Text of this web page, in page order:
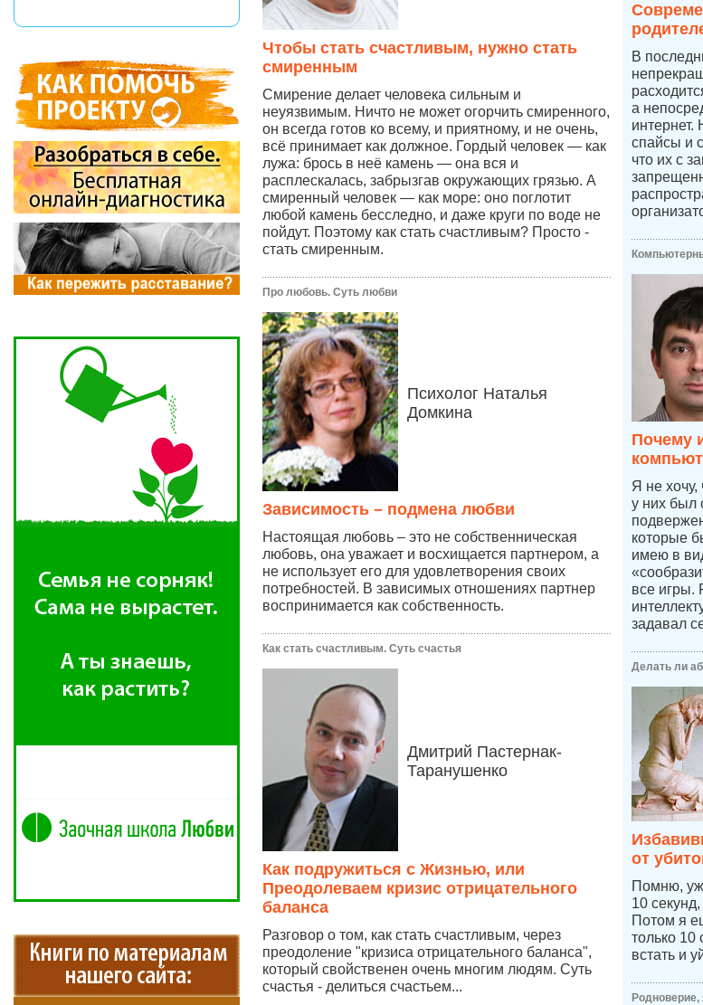
Чтобы стать счастливым, нужно стать
смиренным
Смирение делает человека сильным и
неуязвимым. Ничто не может огорчить смиренного,
он всегда готов ко всему, и приятному, и не очень,
всё принимает как должное. Гордый человек — как
лужа: брось в неё камень — она вся и
расплескалась, забрызгав окружающих грязью. А
смиренный человек — как море: оно поглотит
любой камень бесследно, и даже круги по воде не
пойдут. Поэтому как стать счастливым? Просто -
стать смиренным.
Про любовь. Суть любви
Психолог Наталья
Домкина
Зависимость – подмена любви
Настоящая любовь – это не собственническая
любовь, она уважает и восхищается партнером, а
не использует его для удовлетворения своих
потребностей. В зависимых отношениях партнер
воспринимается как собственность.
Как стать счастливым. Суть счастья
Дмитрий Пастернак-
Таранушенко
Как подружиться с Жизнью, или
Преодолеваем кризис отрицательного
баланса
Разговор о том, как стать счастливым, через
преодоление "кризиса отрицательного баланса",
который свойственен очень многим людям. Суть
счастья - делиться счастьем...
В
а
интернет.
спайсы и
что их с
Почему
Я не
у них был
которые
имею в
все игры.
задавал
Делать ли
от
Помню,
10
Потом я
только 10
встать и
Родноверие,